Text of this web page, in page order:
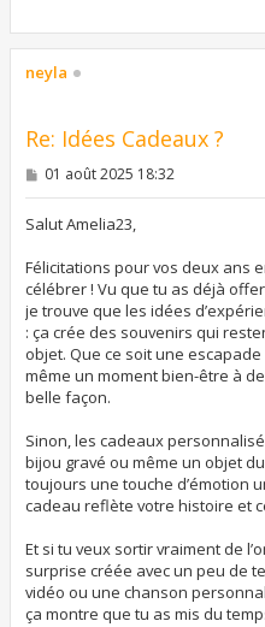
neyla
Re: Idées Cadeaux ?
M
s
g
e
01 août 2025 18:32
Salut Amelia23,
Félicitations pour vos deux ans
célébrer ! Vu que tu as déjà
je trouve que les idées
: ça crée des souvenirs qui
objet. Que ce soit une
même un moment bien-être à
belle façon.
Sinon, les cadeaux
bijou gravé ou même un objet
toujours une touche d’émotion
cadeau reflète votre histoire et
Et si tu veux sortir vraiment de
surprise créée avec un peu de
vidéo ou une chanson
ça montre que tu as mis du